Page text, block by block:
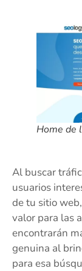
Home de
Al buscar
usuarios
de tu sitio
valor para las
encontrarán
genuina al
para esa